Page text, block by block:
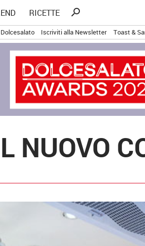
RICETTE
Ricerca
search
Iscriviti alla Newsletter Toast &
NUOVO